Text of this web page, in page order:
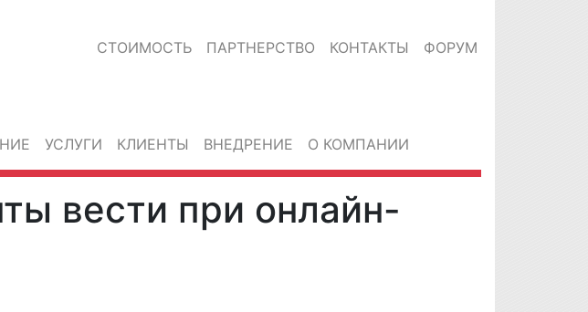
СТОИМОСТЬ ПАРТНЕРСТВО КОНТАКТЫ ФОРУМ
УСЛУГИ КЛИЕНТЫ ВНЕДРЕНИЕ О КОМПАНИИ
вести при онлайн-